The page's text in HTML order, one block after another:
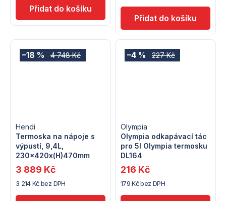
4 748 Kč
–18 %
Termoska na nápoje s
výpustí, 9,4L,
230x420x(H)470mm
Hendi
3 214 Kč bez DPH
3 889 Kč
227 Kč
–4 %
Olympia odkapávací tác
pro 5l Olympia termosku
DL164
Olympia
179 Kč bez DPH
216 Kč